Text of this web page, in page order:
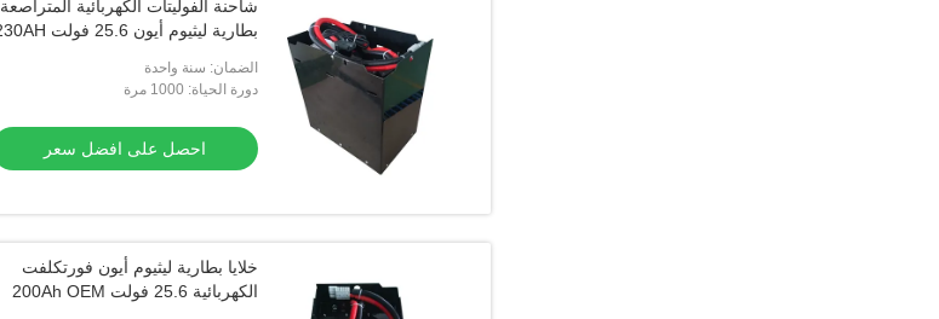
شاحنة الفوليتات الكهربائية المتراصعة
بطارية ليثيوم أيون 25.6 فولت 230AH
الضمان: سنة واحدة
دورة الحياة: 1000 مرة
احصل على افضل سعر
خلايا بطارية ليثيوم أيون فورتكلفت
الكهربائية 25.6 فولت 200Ah OEM